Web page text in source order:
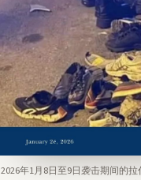
2026年1月8日至9日袭击期间的